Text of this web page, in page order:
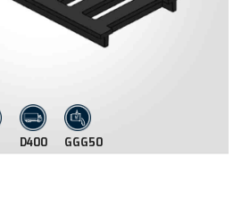
D400 GGG50